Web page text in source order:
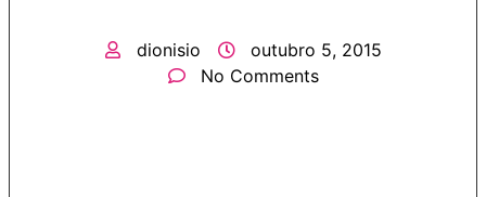
dionisio
outubro 5, 2015
No Comments